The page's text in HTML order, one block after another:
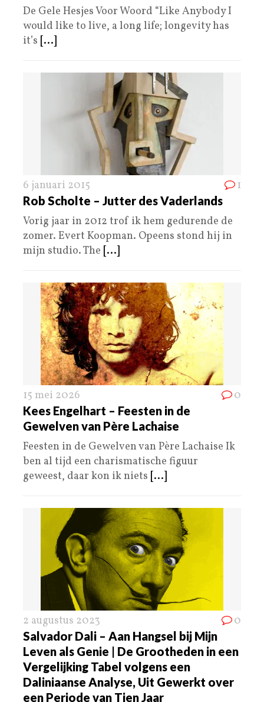
De Gele Hesjes Voor Woord “Like Anybody I
would like to live, a long life; longevity has
it’s [...]
6 januari 2015 1
Rob Scholte – Jutter des Vaderlands
Vorig jaar in 2012 trof ik hem gedurende de
zomer. Evert Koopman. Opeens stond hij in
mijn studio. The [...]
15 mei 2026 0
Kees Engelhart – Feesten in de
Gewelven van Père Lachaise
Feesten in de Gewelven van Père Lachaise Ik
ben al tijd een charismatische figuur
geweest, daar kon ik niets [...]
2 augustus 2023 0
Salvador Dali – Aan Hangsel bij Mijn
Leven als Genie | De Grootheden in een
Vergelijking Tabel volgens een
Daliniaanse Analyse, Uit Gewerkt over
een Periode van Tien Jaar